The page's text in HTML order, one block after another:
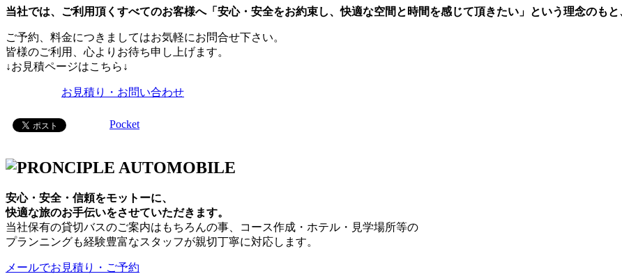
当社では、ご利用頂くすべてのお客様へ「安心・安全をお約束し、快適な空間と時間を感じて頂きたい」という理念のも
ご予約、料金につきましてはお気軽にお問合せ下さい。
皆様のご利用、心よりお待ち申し上げます。
↓お見積ページはこちら↓
お見積り・お問い合わせ
Pocket
安心・安全・信頼をモットーに、
快適な旅のお手伝いをさせていただきます。
当社保有の貸切バスのご案内はもちろんの事、コース作成・ホテル・見学場所等の
プランニングも経験豊富なスタッフが親切丁寧に対応します。
メールでお見積り・ご予約